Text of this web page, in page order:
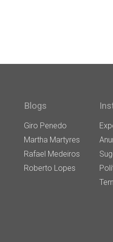
Blogs
Giro Penedo
Martha Martyres
Rafael Medeiros
Roberto Lopes